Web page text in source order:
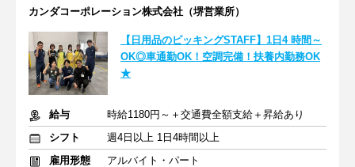
カンダコーポレーション株式会社（堺営業所）
【日用品のピッキングSTAFF】1日4 時間～
OK◎車通勤OK！空調完備！扶養内勤務OK
★
給与
時給1180円～＋交通費全額支給＋昇給あり
シフト
週4日以上 1日4時間以上
雇用形態
アルバイト・パート